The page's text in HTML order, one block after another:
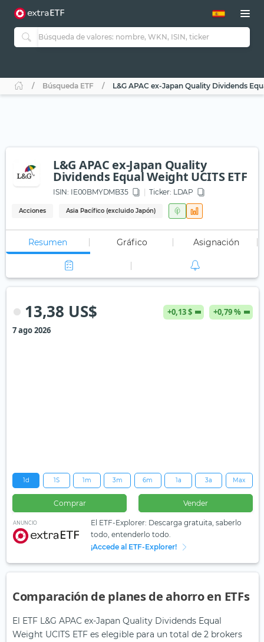
Búsqueda ETF L&G APAC ex-Japan Quality Dividends
L&G APAC ex-Japan Quality
Dividends Equal Weight UCITS ETF
ISIN: IE00BMYDMB35 Ticker: LDAP
Acciones Asia Pacífico (excluido Japón)
Resumen Gráfico Asignación
13,38 US$ +0,13 $
+0,79 %
7 ago 2026
1d 1S 1m 3m 6m 1a 3a Max
Comprar Vender
ANUNCIO
El ETF-Explorer: Descarga gratuita, saberlo
todo, entenderlo todo.
¡Accede al ETF-Explorer!
Comparación de planes de ahorro en ETFs
El ETF L&G APAC ex-Japan Quality Dividends Equal
Weight UCITS ETF es elegible para un total de 2 brokers